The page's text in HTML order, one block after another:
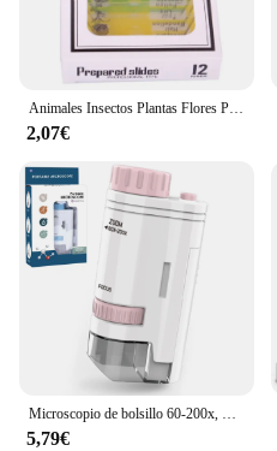
2,07€
Microscopio de bolsillo 60-200x, minicroscopio eléctrico con luz LED, microscopio infantil de alta definición para aprendizaje de observación
5,79€